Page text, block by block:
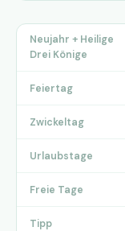
Neujahr + Heilige
Drei Könige
Feiertag
Zwickeltag
Urlaubstage
Freie Tage
Tipp